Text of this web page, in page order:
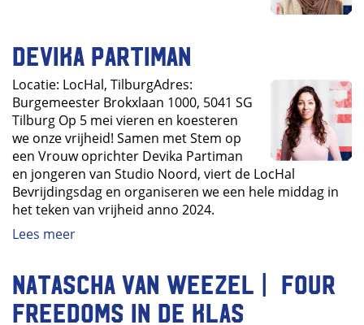
Devika Partiman
Locatie: LocHal, TilburgAdres:
Burgemeester Brokxlaan 1000, 5041 SG
Tilburg Op 5 mei vieren en koesteren
we onze vrijheid! Samen met Stem op
een Vrouw oprichter Devika Partiman
en jongeren van Studio Noord, viert de LocHal
Bevrijdingsdag en organiseren we een hele middag in
het teken van vrijheid anno 2024.
Lees meer
Natascha van Weezel | Four
Freedoms in de klas